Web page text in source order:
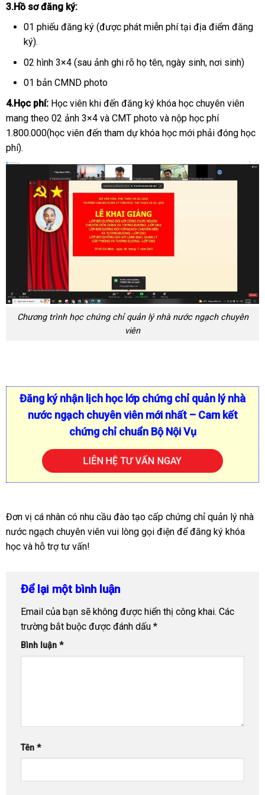
3.Hồ sơ đăng ký:
01 phiếu đăng ký (được phát miễn phí tại địa điểm đăng
ký).
02 hình 3×4 (sau ảnh ghi rõ họ tên, ngày sinh, nơi sinh)
01 bản CMND photo
4.Học phí:Học viên khi đến đăng ký khóa học chuyên viên
mang theo 02 ảnh 3×4 và CMT photo và nộp học phí
1.800.000(học viên đến tham dự khóa học mới phải đóng học
phí).
Chương trình học chứng chỉ quản lý nhà nước ngạch chuyên
viên
Đăng ký nhận lịch học lớp chứng chỉ quản lý nhà
nước ngạch chuyên viên mới nhất – Cam kết
chứng chỉ chuẩn Bộ Nội Vụ
LIÊN HỆ TƯ VẤN NGAY
Đơn vị cá nhân có nhu cầu đào tạo cấp chứng chỉ quản lý nhà
nước ngạch chuyên viên vui lòng gọi điện để đăng ký khóa
học và hỗ trợ tư vấn!
Để lại một bình luận
Email của bạn sẽ không được hiển thị công khai. Các
trường bắt buộc được đánh dấu *
Bình luận *
Tên *